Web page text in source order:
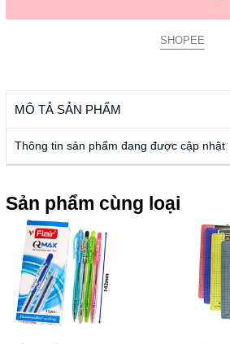
SHOPEE
MÔ TẢ SẢN PHẨM
Thông tin sản phẩm đang được cập nhật
Sản phẩm cùng loại